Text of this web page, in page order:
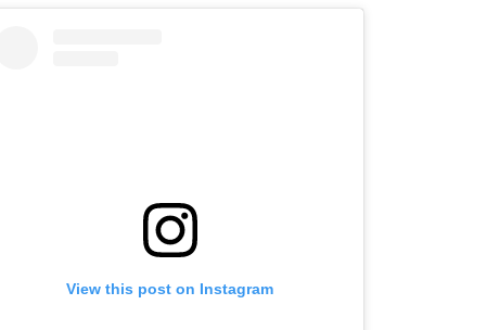
View this post on Instagram